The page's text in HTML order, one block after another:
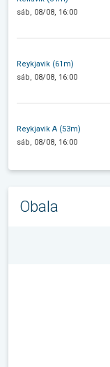
sáb, 08/08, 16:00
Reykjavik (61m)
sáb, 08/08, 16:00
Reykjavik A (53m)
sáb, 08/08, 16:00
Obala